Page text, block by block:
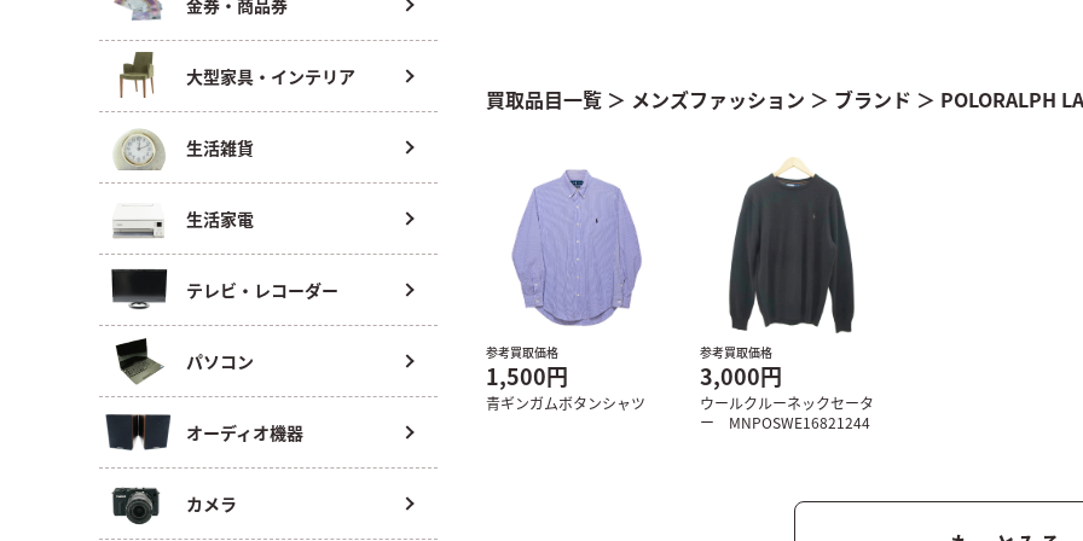
金券・商品券
大型家具・インテリア
生活雑貨
生活家電
テレビ・レコーダー
パソコン
オーディオ機器
カメラ
買取品目一覧 ＞ メンズファッション ＞ ブランド ＞ POLORALPH
参考買取価格
1,500円
青ギンガムボタンシャツ
参考買取価格
3,000円
ウールクルーネックセータ
ー MNPOSWE16821244